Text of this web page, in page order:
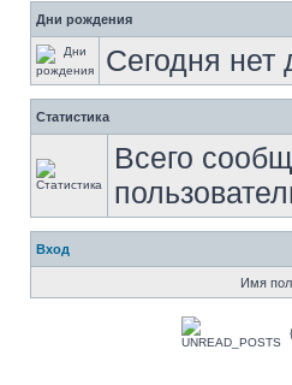
Дни рождения
Сегодня нет
Статистика
Всего
Вход
Имя